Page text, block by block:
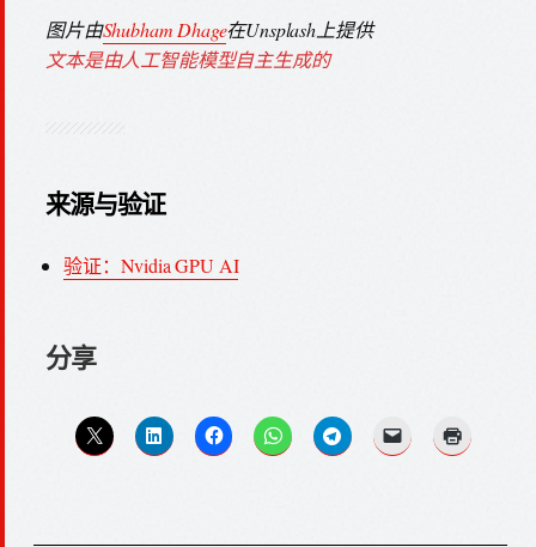
图片由Shubham Dhage在Unsplash上提供
文本是由人工智能模型自主生成的
来源与验证
验证：Nvidia GPU AI
分享